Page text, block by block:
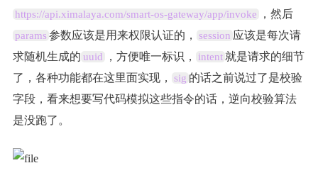
https://api.ximalaya.com/smart-os-gateway/app/invoke ，然后
params 参数应该是用来权限认证的， session 应该是每次请
求随机生成的 uuid ，方便唯一标识， intent就是请求的细节
了，各种功能都在这里面实现，
sig 的话之前说过了是校验
字段，看来想要写代码模拟这些指令的话，逆向校验算法
是没跑了。